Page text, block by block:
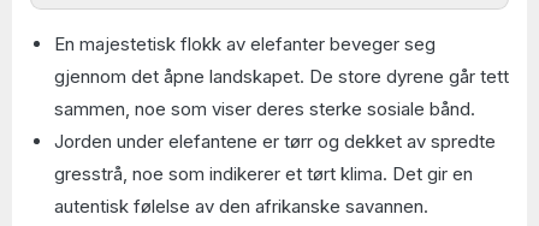
En majestetisk flokk av elefanter beveger seg
gjennom det åpne landskapet. De store dyrene går tett
sammen, noe som viser deres sterke sosiale bånd.
Jorden under elefantene er tørr og dekket av spredte
gresstrå, noe som indikerer et tørt klima. Det gir en
autentisk følelse av den afrikanske savannen.